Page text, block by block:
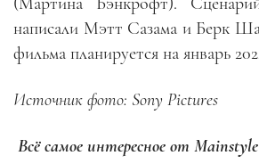
написали Мэтт Сазама и Берк
фильма планируется на январь
Источник фото: Sony Pictures
Всё самое интересное от Mainstyle